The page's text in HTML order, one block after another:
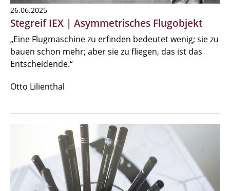
26.06.2025
Stegreif IEX | Asymmetrisches Flugobjekt
„Eine Flugmaschine zu erfinden bedeutet wenig; sie zu
bauen schon mehr; aber sie zu fliegen, das ist das
Entscheidende.“
Otto Lilienthal